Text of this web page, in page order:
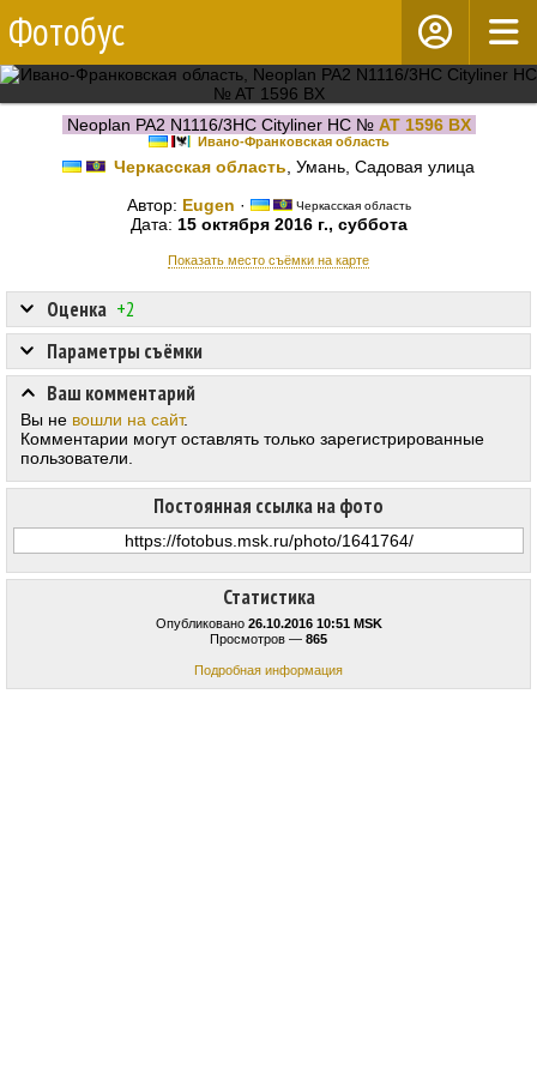
Фотобус
Neoplan PA2 N1116/3HC Cityliner HC № AT 1596 BX
Ивано-Франковская область
Черкасская область , Умань, Садовая улица
Автор: Eugen · Черкасская область
Дата: 15 октября 2016 г., суббота
Показать место съёмки на карте
Статистика
Опубликовано 26.10.2016 10:51 MSK
Просмотров — 865
Подробная информация
Оценка +2
Постоянная ссылка на фото
Параметры съёмки
Ваш комментарий
Вы не вошли на сайт.
Комментарии могут оставлять только зарегистрированные
пользователи.